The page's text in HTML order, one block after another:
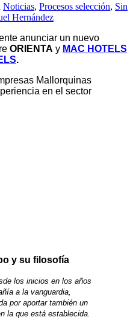
Noticias, Procesos selección, Sin
Hernández
anunciar un nuevo
ORIENTA y MAC HOTELS
.
Mallorquinas
en el sector
y su filosofía
los inicios en los años
a la vanguardia,
por aportar también un
la que está establecida.